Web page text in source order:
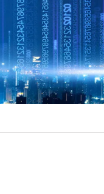
T5
T8